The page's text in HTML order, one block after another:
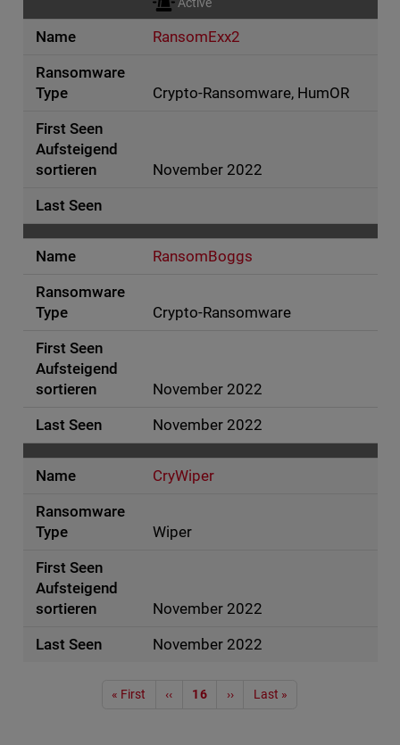
RansomExx2
Crypto-Ransomware, HumOR
November 2022
RansomBoggs
Crypto-Ransomware
November 2022
November 2022
CryWiper
Wiper
November 2022
November 2022
Seitennummerierung
« First ‹‹ 16 ›› Last »